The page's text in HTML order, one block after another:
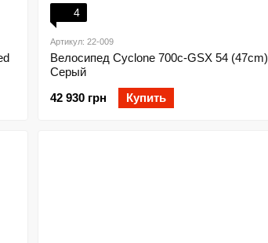
4
Артикул: 22-009
Велосипед Cyclone 700c-GSX 54 (47cm)
Серый
42 930 грн
Купить